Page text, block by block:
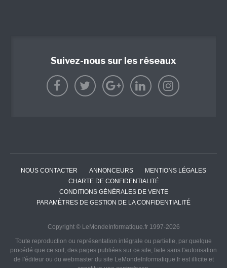
Suivez-nous sur les réseaux
NOUS CONTACTER ANNONCEURS
MENTIONS LÉGALES
CHARTE DE CONFIDENTIALITÉ
CONDITIONS GÉNÉRALES DE VENTE
PARAMÈTRES DE GESTION DE LA CONFIDENTIALITÉ
Copyright © LeMondeInformatique.fr 1997-2026
Toute reproduction ou représentation intégrale ou partielle, par quelque
procédé que ce soit, des pages publiées sur ce site, faite sans l'autorisation
de l'éditeur ou du webmaster du site LeMondeInformatique.fr est illicite et